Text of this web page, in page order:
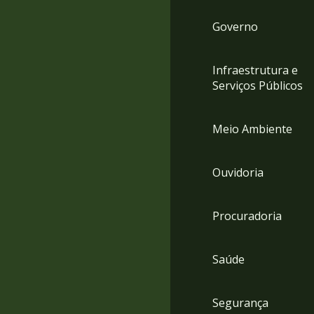
Governo
Infraestrutura e
Serviços Públicos
Meio Ambiente
Ouvidoria
Procuradoria
Saúde
Segurança